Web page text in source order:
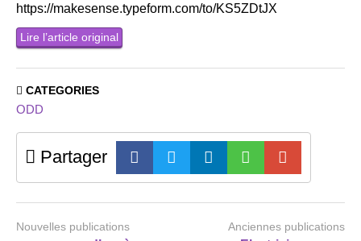
https://makesense.typeform.com/to/KS5ZDtJX
Lire l’article original
CATEGORIES
ODD
Partager
Nouvelles publications Anciennes publications